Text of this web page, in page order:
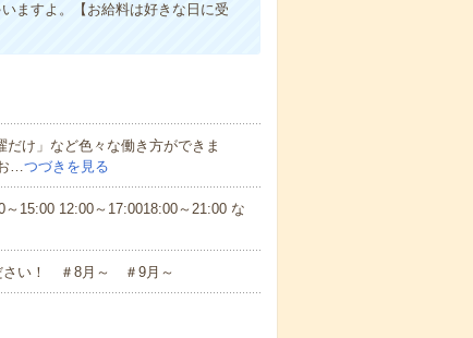
ますよ。【お給料は好きな日に受
け」など色々な働き方ができま
…つづきを見る
15:00 12:00～17:0018:00～21:00 な
さい！ ＃8月～ ＃9月～